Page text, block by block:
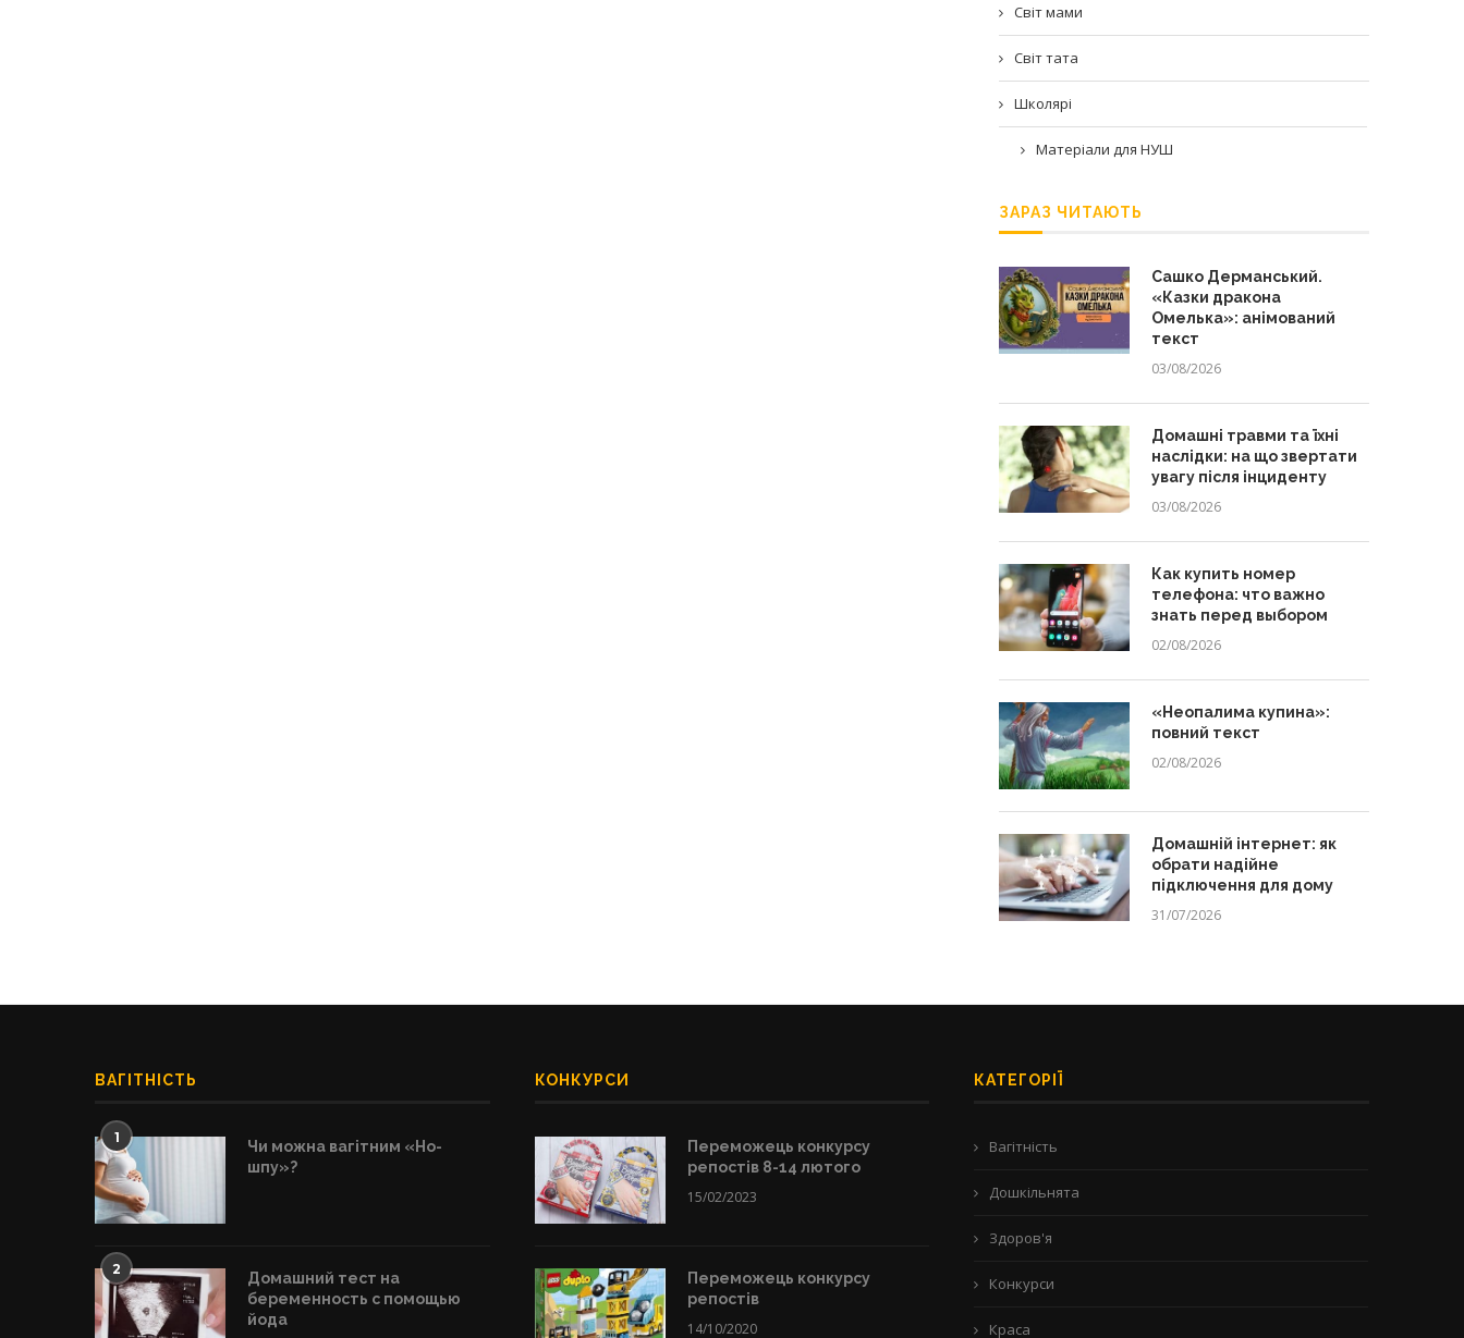
Світ мами
Світ тата
Школярі
Матеріали для НУШ
ЗАРАЗ ЧИТАЮТЬ
Сашко Дерманський.
«Казки дракона
Омелька»: анімований
текст
03/08/2026
Домашні травми та їхні
наслідки: на що звертати
увагу після інциденту
03/08/2026
Как купить номер
телефона: что важно
знать перед выбором
02/08/2026
«Неопалима купина»:
повний текст
02/08/2026
Домашній інтернет: як
обрати надійне
підключення для дому
31/07/2026
ВАГІТНІСТЬ
1
Чи можна вагітним «Но-
шпу»?
2
Домашний тест на
беременность с помощью
йода
КОНКУРСИ
Переможець конкурсу
репостів 8-14 лютого
15/02/2023
Переможець конкурсу
репостів
14/10/2020
КАТЕГОРІЇ
Вагітність
Дошкільнята
Здоров'я
Конкурси
Краса